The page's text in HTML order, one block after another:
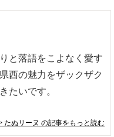
と落語をこよなく愛す
西の魅力をザックザク
たいです。
たぬリーヌ の記事をもっと読む